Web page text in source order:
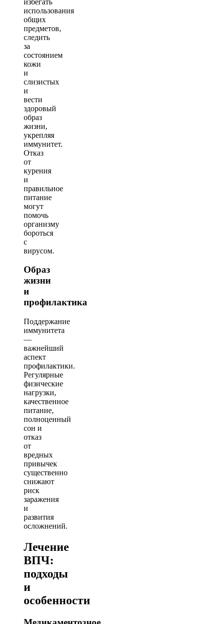
использования
общих
предметов,
следить
за
состоянием
кожи
и
слизистых
и
вести
здоровый
образ
жизни,
укрепляя
иммунитет.
Отказ
от
курения
и
правильное
питание
могут
помочь
организму
бороться
с
вирусом.
Образ
жизни
и
профилактика
Поддержание
иммунитета
—
важнейший
аспект
профилактики.
Регулярные
физические
нагрузки,
качественное
питание,
полноценный
сон и
отказ
от
вредных
привычек
существенно
снижают
риск
заражения
и
развития
осложнений.
Лечение
ВПЧ:
подходы
и
особенности